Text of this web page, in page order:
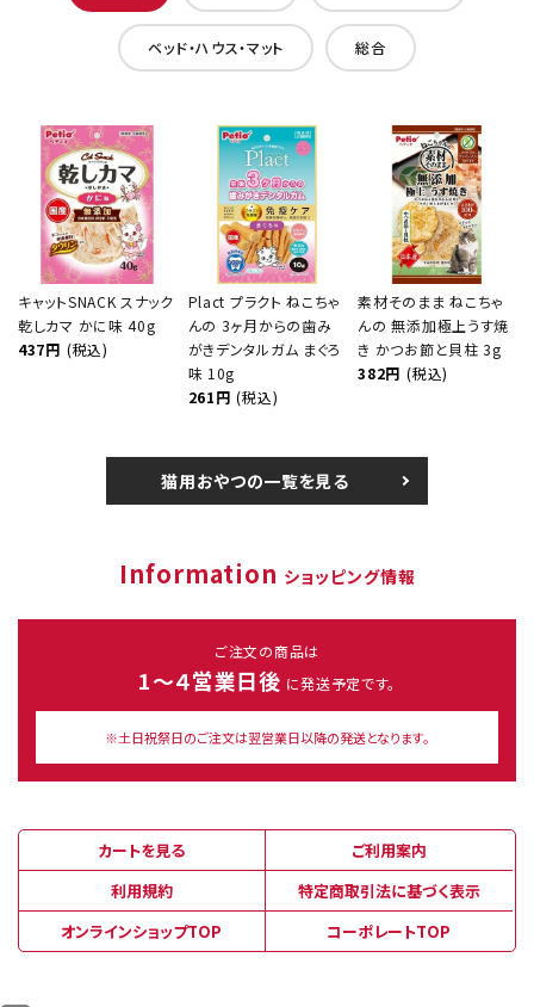
ベッド・ハウス・マット 総合
キャットSNACK スナック
乾しカマ かに味 40g
437円 (税込)
Plact プラクト ねこちゃ
んの 3ヶ月からの歯み
がきデンタルガム まぐろ
味 10g
261円 (税込)
素材そのまま ねこちゃ
んの 無添加極上うす焼
き かつお節と貝柱 3g
382円 (税込)
猫用おやつの一覧を見る
Information ショッピング情報
ご注文の商品は
1～４営業日後 に発送予定です。
※土日祝祭日のご注文は翌営業日以降の発送となります。
カートを見る
ご利用案内
利用規約
特定商取引法に基づく表示
オンラインショップTOP
コーポレートTOP